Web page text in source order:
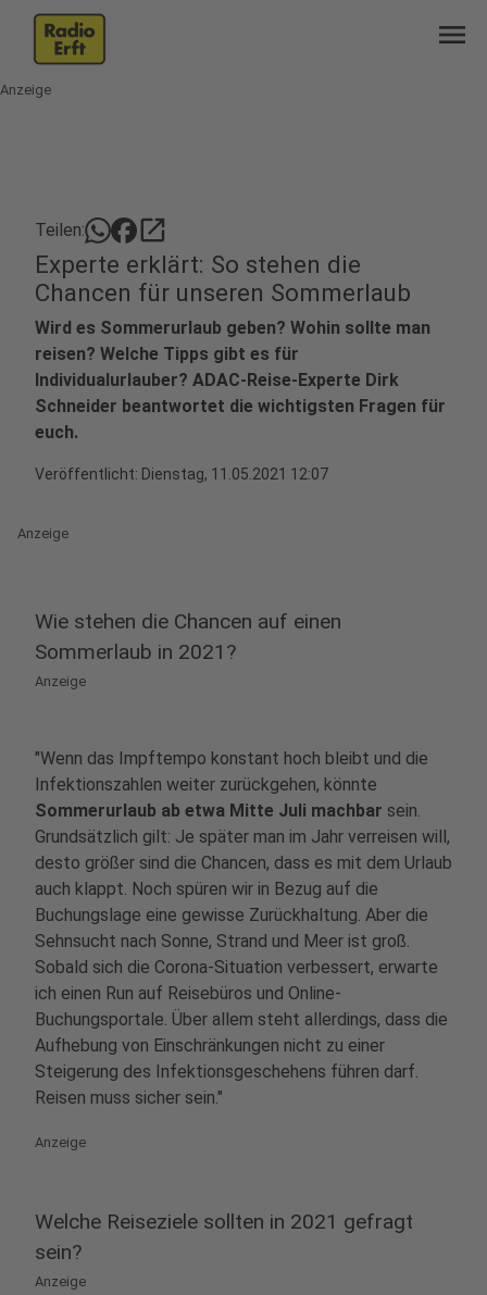
menu
Anzeige
Teilen: open_in_new
Experte erklärt: So stehen die
Chancen für unseren Sommerlaub
Wird es Sommerurlaub geben? Wohin sollte man
reisen? Welche Tipps gibt es für
Individualurlauber? ADAC-Reise-Experte Dirk
Schneider beantwortet die wichtigsten Fragen für
euch.
Veröffentlicht: Dienstag, 11.05.2021 12:07
Anzeige
Wie stehen die Chancen auf einen
Sommerlaub in 2021?
Anzeige
"Wenn das Impftempo konstant hoch bleibt und die
Infektionszahlen weiter zurückgehen, könnte
Sommerurlaub ab etwa Mitte Juli machbar sein.
Grundsätzlich gilt: Je später man im Jahr verreisen will,
desto größer sind die Chancen, dass es mit dem Urlaub
auch klappt. Noch spüren wir in Bezug auf die
Buchungslage eine gewisse Zurückhaltung. Aber die
Sehnsucht nach Sonne, Strand und Meer ist groß.
Sobald sich die Corona-Situation verbessert, erwarte
ich einen Run auf Reisebüros und Online-
Buchungsportale. Über allem steht allerdings, dass die
Aufhebung von Einschränkungen nicht zu einer
Steigerung des Infektionsgeschehens führen darf.
Reisen muss sicher sein."
Anzeige
Welche Reiseziele sollten in 2021 gefragt
sein?
Anzeige